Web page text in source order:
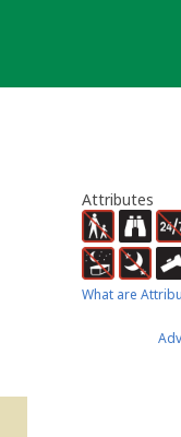
Attributes
What are